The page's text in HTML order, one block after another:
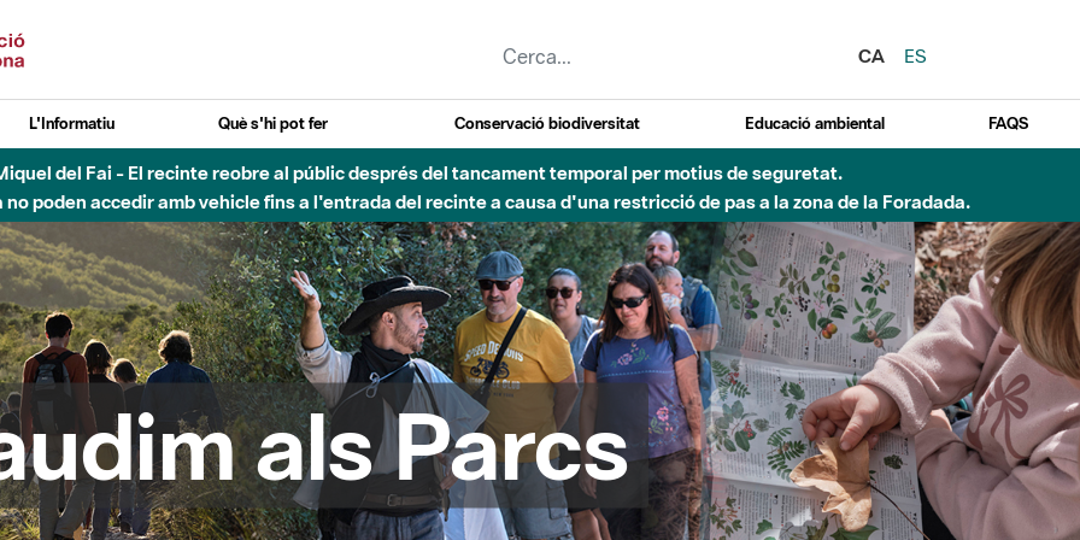
CA ES
L'Informatiu Què s'hi pot fer Conservació biodiversitat Educació ambiental FAQS
Besòs - Activació de la Fase d'Alerta del Parc Fluvial del Besòs per pluges intenses.
Tancats els accessos al Parc.
als Parcs